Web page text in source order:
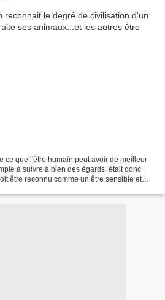
ce que l'être humain peut avoir de meilleur
à suivre à bien des égards, était donc
être reconnu comme un être sensible et